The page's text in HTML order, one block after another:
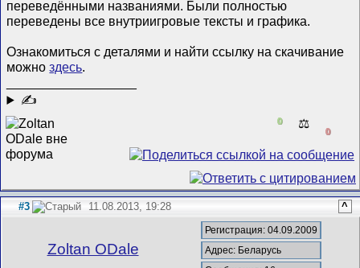
переведёнными названиями. Были полностью
переведены все внутриигровые тексты и графика.
Ознакомиться с деталями и найти ссылку на скачивание
можноздесь.
✍
0 ⚖️
0
#3 11.08.2013, 19:28 ^
Zoltan ODale
Регистрация: 04.09.2009
Адрес: Беларусь